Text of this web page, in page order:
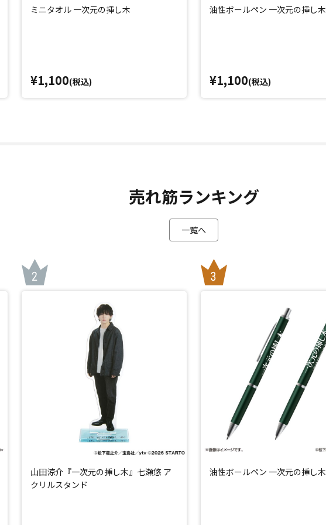
ミニタオル 一次元の挿し木
¥1,100(税込)
油性ボールペン 一次元の挿し木
¥1,100(税込)
売れ筋ランキング
一覧へ
山田涼介『一次元の挿し木』七瀬悠 ア
クリルスタンド
油性ボールペン 一次元の挿し木